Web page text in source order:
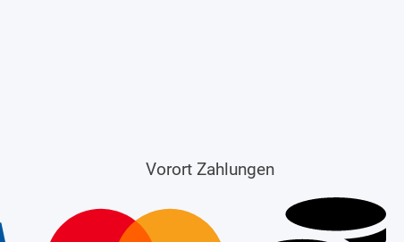
Vorort Zahlungen